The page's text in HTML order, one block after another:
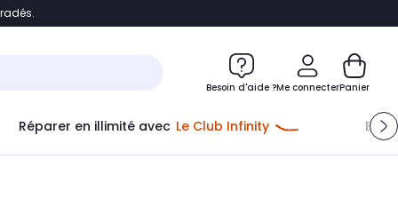
Accéder directement au chatbot
Besoin d'aide ?Me connecterPanier
Réparer en illimité avec Le Club Infinity